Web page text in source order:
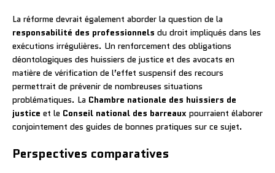
La réforme devrait également aborder la question de la
responsabilité des professionnels du droit impliqués dans les
exécutions irrégulières. Un renforcement des obligations
déontologiques des huissiers de justice et des avocats en
matière de vérification de l’effet suspensif des recours
permettrait de prévenir de nombreuses situations
problématiques. La Chambre nationale des huissiers de
justice et le Conseil national des barreaux pourraient élaborer
conjointement des guides de bonnes pratiques sur ce sujet.
Perspectives comparatives